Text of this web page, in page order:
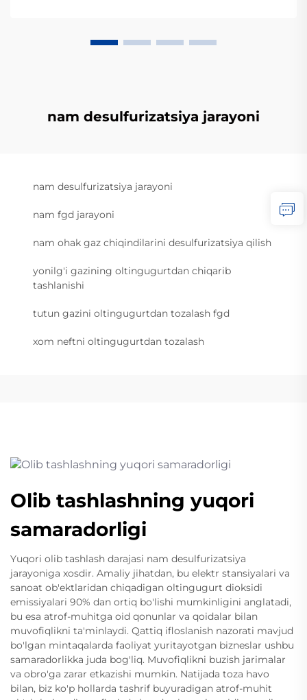
nam desulfurizatsiya jarayoni
nam desulfurizatsiya jarayoni
nam fgd jarayoni
nam ohak gaz chiqindilarini desulfurizatsiya qilish
yonilg'i gazining oltingugurtdan chiqarib
tashlanishi
tutun gazini oltingugurtdan tozalash fgd
xom neftni oltingugurtdan tozalash
Olib tashlashning yuqori
samaradorligi
Yuqori olib tashlash darajasi nam desulfurizatsiya
jarayoniga xosdir. Amaliy jihatdan, bu elektr stansiyalari va
sanoat ob'ektlaridan chiqadigan oltingugurt dioksidi
emissiyalari 90% dan ortiq bo'lishi mumkinligini anglatadi,
bu esa atrof-muhitga oid qonunlar va qoidalar bilan
muvofiqlikni ta'minlaydi. Qattiq ifloslanish nazorati mavjud
bo'lgan mintaqalarda faoliyat yuritayotgan bizneslar ushbu
samaradorlikka juda bog'liq. Muvofiqlikni buzish jarimalar
va obro'ga zarar etkazishi mumkin. Natijada toza havo
bilan, biz ko'p hollarda tashrif buyuradigan atrof-muhit